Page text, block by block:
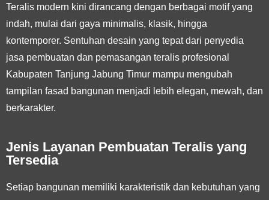
Teralis modern kini dirancang dengan berbagai motif yang
indah, mulai dari gaya minimalis, klasik, hingga
kontemporer. Sentuhan desain yang tepat dari penyedia
jasa pembuatan dan pemasangan teralis profesional
Kabupaten Tanjung Jabung Timur mampu mengubah
tampilan fasad bangunan menjadi lebih elegan, mewah, dan
berkarakter.
Jenis Layanan Pembuatan Teralis yang
Tersedia
Setiap bangunan memiliki karakteristik dan kebutuhan yang